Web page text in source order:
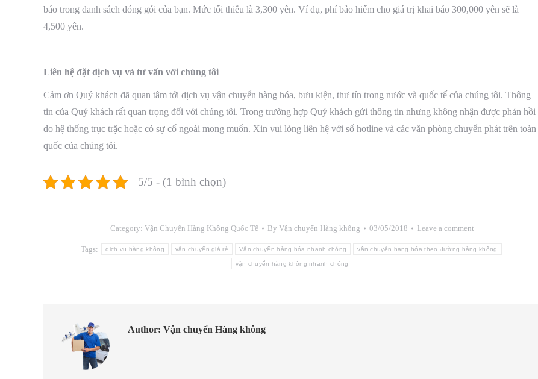
báo trong danh sách đóng gói của bạn. Mức tối thiểu là 3,300 yên. Ví dụ, phí bảo hiểm cho giá trị khai báo 300,000 yên sẽ là
4,500 yên.
Liên hệ đặt dịch vụ và tư vấn với chúng tôi
Cảm ơn Quý khách đã quan tâm tới dịch vụ vận chuyển hàng hóa, bưu kiện, thư tín trong nước và quốc tế của chúng tôi. Thông
tin của Quý khách rất quan trọng đối với chúng tôi. Trong trường hợp Quý khách gửi thông tin nhưng không nhận được phản hồi
do hệ thống trục trặc hoặc có sự cố ngoài mong muốn. Xin vui lòng liên hệ với số hotline và các văn phòng chuyển phát trên toàn
quốc của chúng tôi.
5/5 - (1 bình chọn)
Category: Vận Chuyển Hàng Không Quốc Tế By Vận chuyển Hàng không 03/05/2018 Leave a comment
Tags: dịch vụ hàng không vận chuyển giá rẻ Vận chuyển hàng hóa nhanh chóng vận chuyển hang hóa theo đường hàng không
vận chuyển hàng không nhanh chóng
Author: Vận chuyển Hàng không